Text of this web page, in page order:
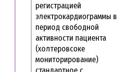
регистрацией
электрокардиограммы в
период свободной
активности пациента
(холтеровсоке
мониторирование)
стандартное с